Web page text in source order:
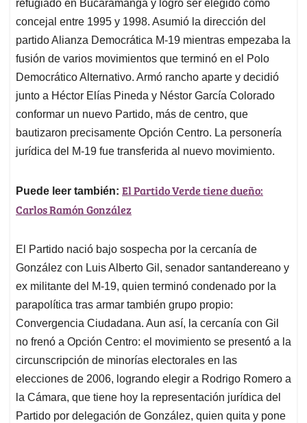
refugiado en Bucaramanga y logró ser elegido como
concejal entre 1995 y 1998. Asumió la dirección del
partido Alianza Democrática M-19 mientras empezaba la
fusión de varios movimientos que terminó en el Polo
Democrático Alternativo. Armó rancho aparte y decidió
junto a Héctor Elías Pineda y Néstor García Colorado
conformar un nuevo Partido, más de centro, que
bautizaron precisamente Opción Centro. La personería
jurídica del M-19 fue transferida al nuevo movimiento.
Puede leer también: El Partido Verde tiene dueño:
Carlos Ramón González
El Partido nació bajo sospecha por la cercanía de
González con Luis Alberto Gil, senador santandereano y
ex militante del M-19, quien terminó condenado por la
parapolítica tras armar también grupo propio:
Convergencia Ciudadana. Aun así, la cercanía con Gil
no frenó a Opción Centro: el movimiento se presentó a la
circunscripción de minorías electorales en las
elecciones de 2006, logrando elegir a Rodrigo Romero a
la Cámara, que tiene hoy la representación jurídica del
Partido por delegación de González, quien quita y pone